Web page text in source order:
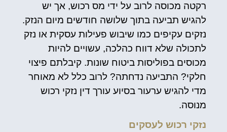
רקטה מכוסה לרוב על ידי מס רכוש, אך יש
להגיש תביעה בתוך שלושה חודשים מיום הנזק.
נזקים עקיפים כמו שיבוש פעילות עסקית או נזק
לתכולה שלא דווח כהלכה, עשויים להיות
מכוסים בפוליסות ביטוח שונות. קיבלתם פיצוי
חלקי? התביעה נדחתה? לרוב כלל לא מאוחר
מדי להגיש ערעור בסיוע עורך דין נזקי רכוש
מנוסה.
נזקי רכוש לעסקים